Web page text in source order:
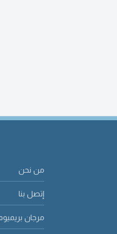
من نحن
إتصل بنا
مرجان